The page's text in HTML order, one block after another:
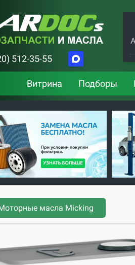
512-35-55
Витрина Подборы
масла Micking